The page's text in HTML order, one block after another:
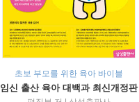
초보 부모를 위한 육아 바이블
임신 출산 육아 대백과 최신개정판